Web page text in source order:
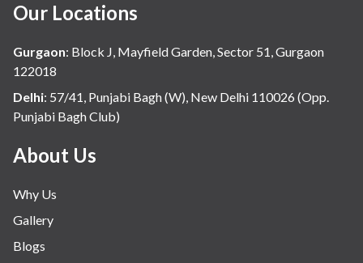
Our Locations
Gurgaon: Block J, Mayfield Garden, Sector 51, Gurgaon
122018
Delhi: 57/41, Punjabi Bagh (W), New Delhi 110026 (Opp.
Punjabi Bagh Club)
About Us
Why Us
Gallery
Blogs